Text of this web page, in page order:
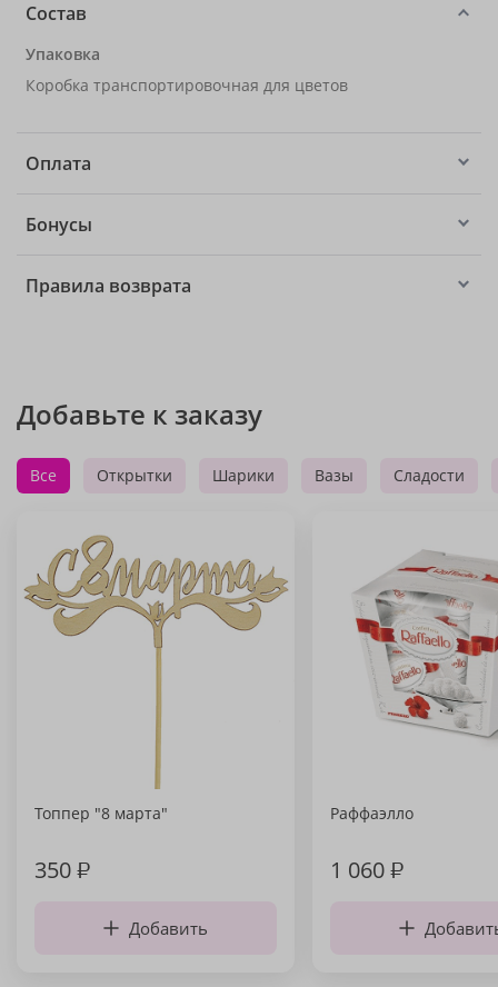
Состав
Упаковка
Коробка транспортировочная для цветов
Оплата
Бонусы
Правила возврата
Добавьте к заказу
Все Открытки Шарики Вазы Сладости
Топпер "8 марта"
350₽
Добавить
Раффаэлло
1 060₽